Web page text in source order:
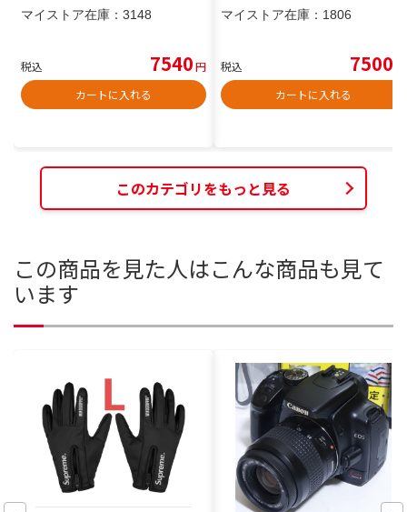
マイストア在庫： 3148
税込 7540円
カートに入れる
マイストア在庫： 1806
税込 7500
カートに入れる
このカテゴリをもっと見る
この商品を見た人はこんな商品も見て
います